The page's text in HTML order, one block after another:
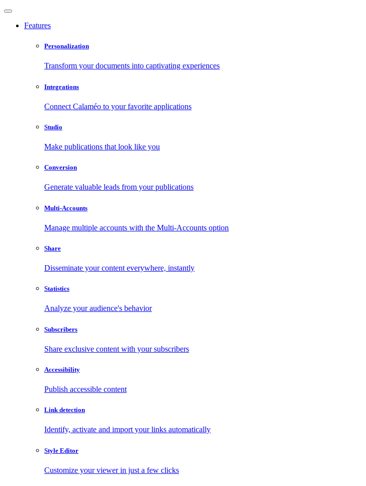
Features
Personalization
Transform your documents into captivating experiences
Integrations
Connect Calaméo to your favorite applications
Studio
Make publications that look like you
Conversion
Generate valuable leads from your publications
Multi-Accounts
Manage multiple accounts with the Multi-Accounts option
Share
Disseminate your content everywhere, instantly
Statistics
Analyze your audience's behavior
Subscribers
Share exclusive content with your subscribers
Accessibility
Publish accessible content
Link detection
Identify, activate and import your links automatically
Style Editor
Customize your viewer in just a few clicks